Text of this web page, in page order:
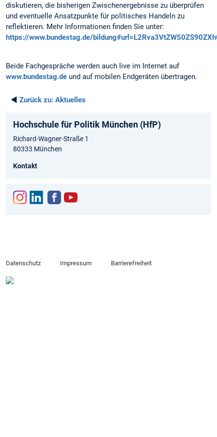
diskutieren, die bisherigen Zwischenergebnisse zu überprüfen
und eventuelle Ansatzpunkte für politisches Handeln zu
reflektieren. Mehr Informationen finden Sie unter:
https://www.bundestag.de/
Beide Fachgespräche werden auch live im Internet auf
www.bundestag.de und auf mobilen Endgeräten übertragen.
◄ Zurück zu: Aktuelles
Hochschule für Politik München (HfP)
Richard-Wagner-Straße 1
80333 München
Kontakt
Datenschutz Impressum Barrierefreiheit